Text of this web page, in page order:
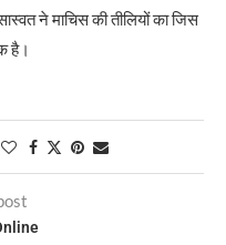
ने माचिस की तीलियों का जिस
है।